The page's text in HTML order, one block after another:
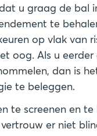
u graag de bal
te
op vlak van
oog. Als u
dan is
te beleggen.
te screenen en
er niet